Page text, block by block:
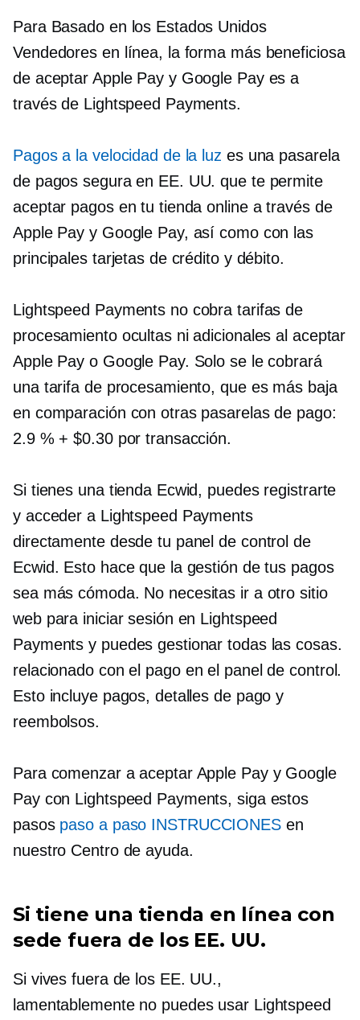
Para Basado en los Estados Unidos
Vendedores en línea, la forma más beneficiosa
de aceptar Apple Pay y Google Pay es a
través de Lightspeed Payments.
Pagos a la velocidad de la luz es una pasarela
de pagos segura en EE. UU. que te permite
aceptar pagos en tu tienda online a través de
Apple Pay y Google Pay, así como con las
principales tarjetas de crédito y débito.
Lightspeed Payments no cobra tarifas de
procesamiento ocultas ni adicionales al aceptar
Apple Pay o Google Pay. Solo se le cobrará
una tarifa de procesamiento, que es más baja
en comparación con otras pasarelas de pago:
2.9 % + $0.30 por transacción.
Si tienes una tienda Ecwid, puedes registrarte
y acceder a Lightspeed Payments
directamente desde tu panel de control de
Ecwid. Esto hace que la gestión de tus pagos
sea más cómoda. No necesitas ir a otro sitio
web para iniciar sesión en Lightspeed
Payments y puedes gestionar todas las cosas.
relacionado con el pagoen el panel de control.
Esto incluye pagos, detalles de pago y
reembolsos.
Para comenzar a aceptar Apple Pay y Google
Pay con Lightspeed Payments, siga estos
pasos paso a paso INSTRUCCIONESen
nuestro Centro de ayuda.
Si tiene una tienda en línea con
sede fuera de los EE. UU.
Si vives fuera de los EE. UU.,
lamentablemente no puedes usar Lightspeed